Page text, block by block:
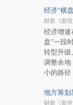
经济“横
财新《新
经济增速
盘”一段
转型升级
调整余地
小的路径
地方筹划
财新《新